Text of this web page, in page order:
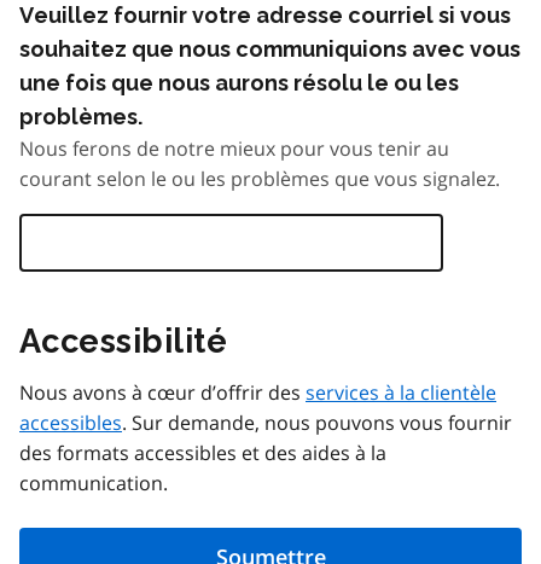
Veuillez fournir votre adresse courriel si vous
souhaitez que nous communiquions avec vous
une fois que nous aurons résolu le ou les
problèmes.
Nous ferons de notre mieux pour vous tenir au
courant selon le ou les problèmes que vous signalez.
Accessibilité
Nous avons à cœur d’offrir des services à la clientèle
accessibles. Sur demande, nous pouvons vous fournir
des formats accessibles et des aides à la
communication.